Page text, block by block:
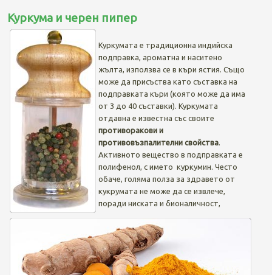
Куркума и черен пипер
Куркумата е традиционна индийска
подправка, ароматна и наситено
жълта, използва се в къри ястия. Също
може да присъства като съставка на
подправката къри (която може да има
от 3 до 40 съставки). Куркумата
отдавна е известна със своите
противоракови и
противовъзпалителни свойства.
Активното вещество в подправката е
полифенол, с името куркумин. Често
обаче, голяма полза за здравето от
кукрумата не може да се извлече,
поради ниската и бионаличност,